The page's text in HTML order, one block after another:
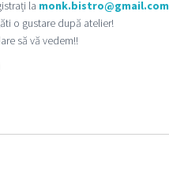
la monk.bistro@gmail.com
o gustare după atelier!
să vă vedem!!